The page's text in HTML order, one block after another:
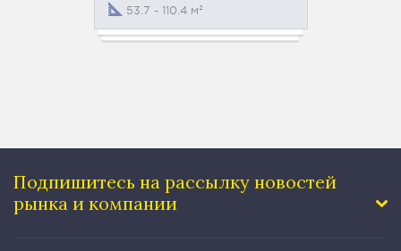
53.7 - 110.4 м²
Подпишитесь на рассылку новостей
рынка и компании